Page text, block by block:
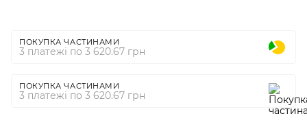
ПОКУПКА ЧАСТИНАМИ
3 платежі по 3 620.67 грн
ПОКУПКА ЧАСТИНАМИ
3 платежі по 3 620.67 грн